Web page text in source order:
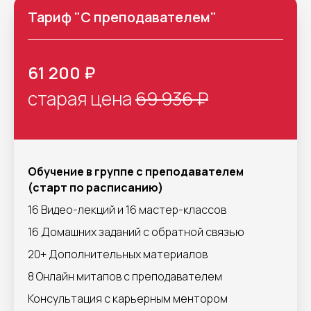
Тариф "С преподавателем"
61 200 ₽
старая цена69 936 ₽
Обучение в группе с преподавателем
(старт по расписанию)
16 Видео-лекций и 16 мастер-классов
16 Домашних заданий с обратной связью
20+ Дополнительных материалов
8 Онлайн митапов с преподавателем
Консультация с карьерным ментором